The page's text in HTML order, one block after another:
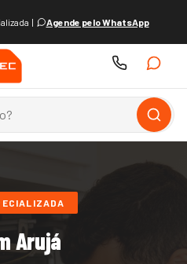
| Agende pelo WhatsApp
Arujá